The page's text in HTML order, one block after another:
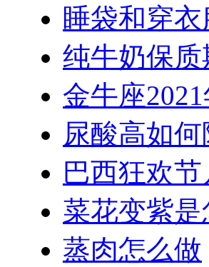
睡袋和穿
纯牛奶保
金牛座
尿酸高如何
巴西狂欢节
菜花变紫
蒸肉怎么做